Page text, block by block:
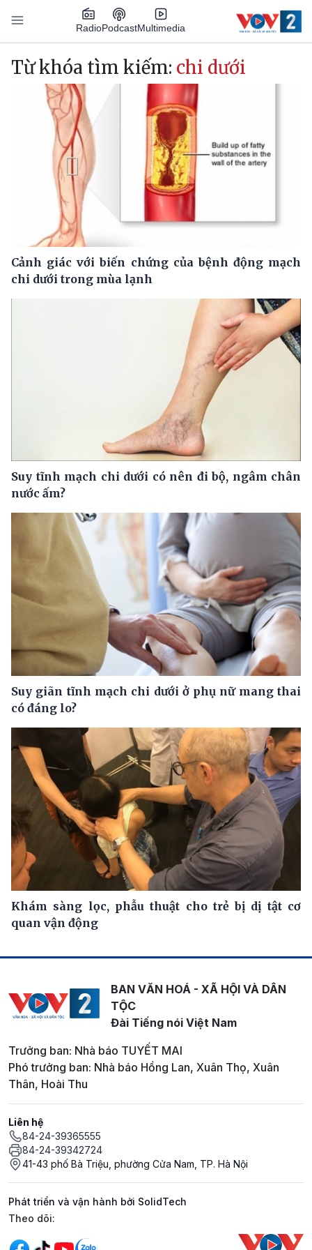
Nhảy đến nội dung
RadioPodcastMultimedia
Main navigation
Từ khóa tìm kiếm: chi dưới
Cảnh giác với biến chứng của bệnh động mạch
chi dưới trong mùa lạnh
Suy tĩnh mạch chi dưới có nên đi bộ, ngâm chân
nước ấm?
Suy giãn tĩnh mạch chi dưới ở phụ nữ mang thai
có đáng lo?
Khám sàng lọc, phẫu thuật cho trẻ bị dị tật cơ
quan vận động
BAN VĂN HOÁ - XÃ HỘI VÀ DÂN
TỘC
Đài Tiếng nói Việt Nam
Trưởng ban: Nhà báo TUYẾT MAI
Phó trưởng ban: Nhà báo Hồng Lan, Xuân Thọ, Xuân
Thân, Hoài Thu
Liên hệ
84-24-39365555
84-24-39342724
41-43 phố Bà Triệu, phường Cửa Nam, TP. Hà Nội
Phát triển và vận hành bởi SolidTech
Mạng xã hội
Theo dõi: